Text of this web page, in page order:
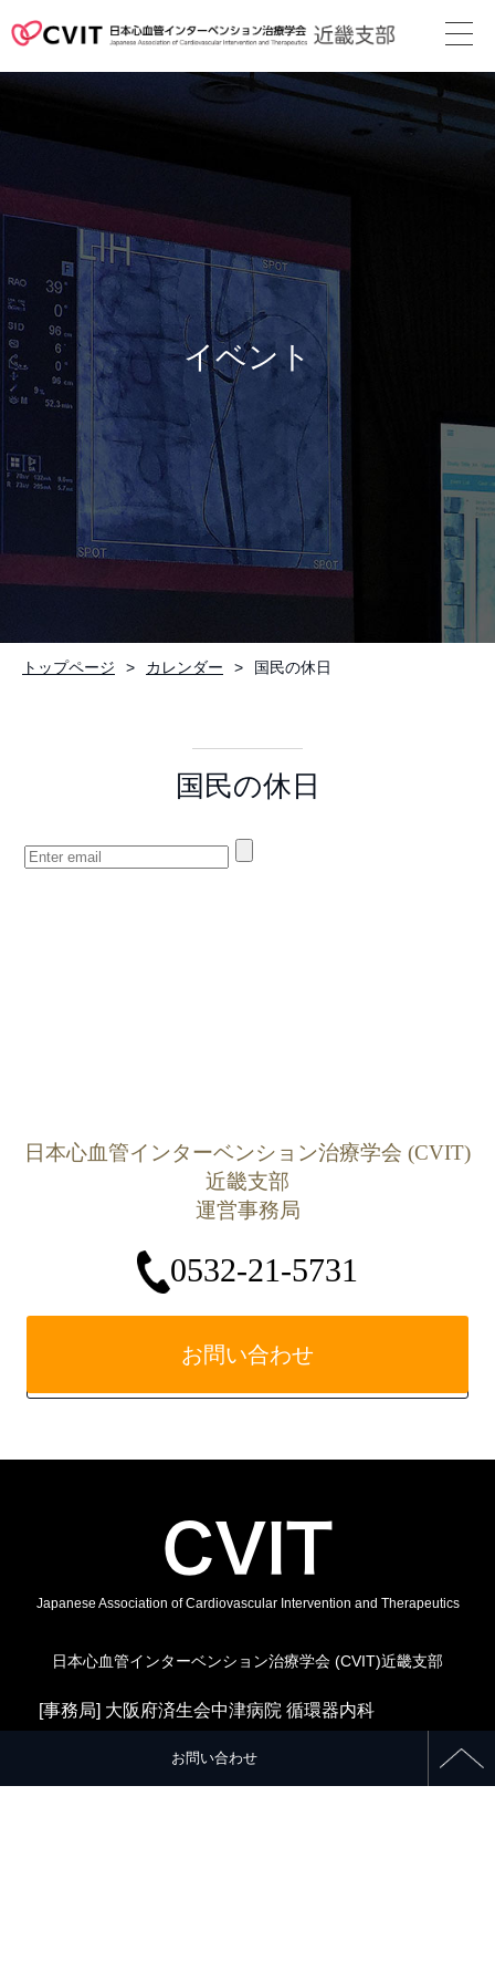
次回地方会
近畿支部会則
地方会の案内
メディカル
スタッフ
関連リンク
カレンダー
お問い合わせ
お問い合わせ
イベント
トップページ カレンダー 国民の休日
国民の休日
日本心血管インターベンション治療学会 (CVIT)
近畿支部
運営事務局
0532-21-5731
お問い合わせ
Japanese Association of Cardiovascular Intervention and Therapeutics
日本心血管インターベンション治療学会 (CVIT)近畿支部
[事務局] 大阪府済生会中津病院 循環器内科